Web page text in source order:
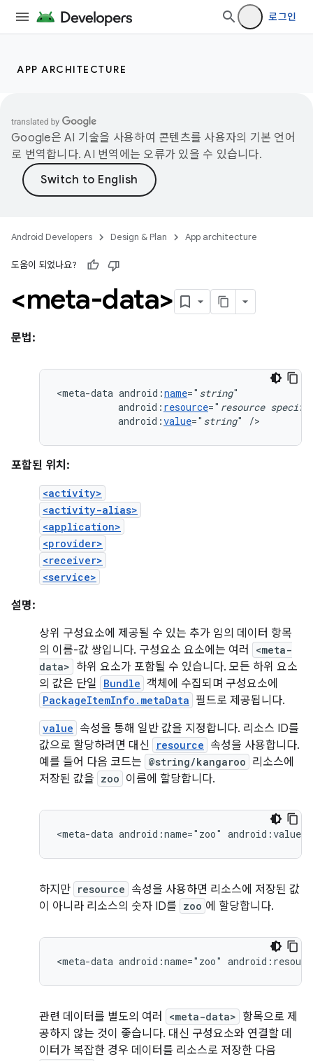
로그인
APP ARCHITECTURE
Google은 AI 기술을 사용하여 콘텐츠를 사용자의 기본 언어
로 번역합니다. AI 번역에는 오류가 있을 수 있습니다.
Android Developers Design & Plan App architecture
도움이 되었나요?
<meta-data>
문법:
<meta-data android:name=" string
android: resource=" resource
android:value=" string" />
포함된 위치:
<activity>
<activity-alias>
<application>
<provider>
<receiver>
<service>
설명:
상위 구성요소에 제공될 수 있는 추가 임의 데이터 항목
의 이름-값 쌍입니다. 구성요소 요소에는 여러
<meta-
data> 하위 요소가 포함될 수 있습니다. 모든 하위 요소
의 값은 단일
Bundle 객체에 수집되며 구성요소에
PackageItemInfo.metaData 필드로 제공됩니다.
value 속성을 통해 일반 값을 지정합니다. 리소스 ID를
값으로 할당하려면 대신
resource 속성을 사용합니다.
예를 들어 다음 코드는 @string/kangaroo 리소스에
저장된 값을 zoo 이름에 할당합니다.
<meta-data android:name="zoo"
하지만 resource 속성을 사용하면 리소스에 저장된 값
이 아니라 리소스의 숫자 ID를 zoo 에 할당합니다.
<meta-data android:name="zoo"
관련 데이터를 별도의 여러 <meta-data> 항목으로 제
공하지 않는 것이 좋습니다. 대신 구성요소와 연결할 데
이터가 복잡한 경우 데이터를 리소스로 저장한 다음